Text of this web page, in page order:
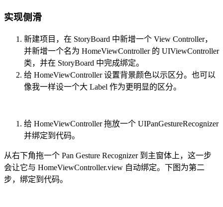
实现侧滑
新建项目，在 StoryBoard 中新增一个 View Controller，
并新增一个名为 HomeViewController 的 UIViewController
类，并在 StoryBoard 中完成绑定。
给 HomeViewController 设置背景颜色以示区分。也可以
像我一样设一个大 Label 作为更明显的区分。
给 HomeViewController 拖放一个 UIPanGestureRecognizer
并绑定到代码。
从右下角拖一个 Pan Gesture Recognizer 到主窗体上，这一步
会让它与 HomeViewController.view 自动绑定。下图为第二
步，绑定到代码。